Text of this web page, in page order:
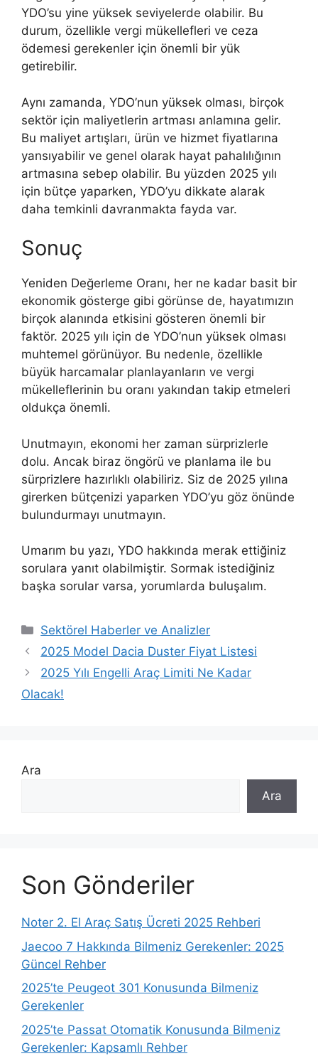
YDO’su yine yüksek seviyelerde olabilir. Bu
durum, özellikle vergi mükellefleri ve ceza
ödemesi gerekenler için önemli bir yük
getirebilir.
Aynı zamanda, YDO’nun yüksek olması, birçok
sektör için maliyetlerin artması anlamına gelir.
Bu maliyet artışları, ürün ve hizmet fiyatlarına
yansıyabilir ve genel olarak hayat pahalılığının
artmasına sebep olabilir. Bu yüzden 2025 yılı
için bütçe yaparken, YDO’yu dikkate alarak
daha temkinli davranmakta fayda var.
Sonuç
Yeniden Değerleme Oranı, her ne kadar basit bir
ekonomik gösterge gibi görünse de, hayatımızın
birçok alanında etkisini gösteren önemli bir
faktör. 2025 yılı için de YDO’nun yüksek olması
muhtemel görünüyor. Bu nedenle, özellikle
büyük harcamalar planlayanların ve vergi
mükelleflerinin bu oranı yakından takip etmeleri
oldukça önemli.
Unutmayın, ekonomi her zaman sürprizlerle
dolu. Ancak biraz öngörü ve planlama ile bu
sürprizlere hazırlıklı olabiliriz. Siz de 2025 yılına
girerken bütçenizi yaparken YDO’yu göz önünde
bulundurmayı unutmayın.
Umarım bu yazı, YDO hakkında merak ettiğiniz
sorulara yanıt olabilmiştir. Sormak istediğiniz
başka sorular varsa, yorumlarda buluşalım.
K
a
e
g
l
Sektörel Haberler ve Analizler
2025 Model Dacia Duster Fiyat Listesi
2025 Yılı Engelli Araç Limiti Ne Kadar
Olacak!
Ara
Ara
Son Gönderiler
Noter 2. El Araç Satış Ücreti 2025 Rehberi
Jaecoo 7 Hakkında Bilmeniz Gerekenler: 2025
Güncel Rehber
2025’te Peugeot 301 Konusunda Bilmeniz
Gerekenler
2025’te Passat Otomatik Konusunda Bilmeniz
Gerekenler: Kapsamlı Rehber